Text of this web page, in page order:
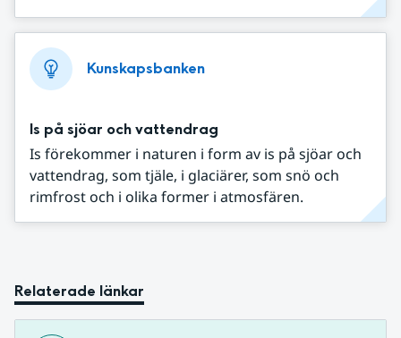
Kunskapsbanken
Is på sjöar och vattendrag
Is förekommer i naturen i form av is på sjöar och
vattendrag, som tjäle, i glaciärer, som snö och
rimfrost och i olika former i atmosfären.
Relaterade länkar